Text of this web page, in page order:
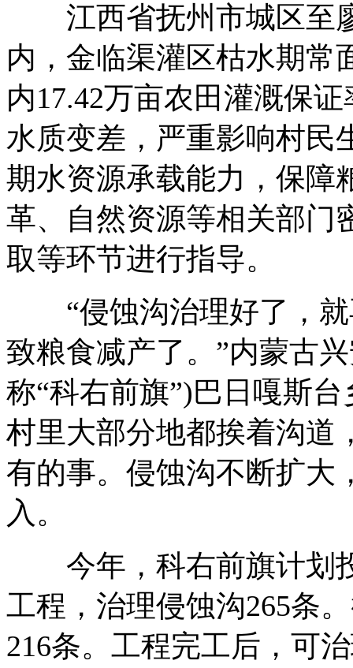
江西省抚州市城区至
内，金临渠灌区枯水期常
内17.42万亩农田灌溉保
水质变差，严重影响村民
期水资源承载能力，保障
革、自然资源等相关部门
取等环节进行指导。
“侵蚀沟治理好了，就
致粮食减产了。”内蒙古
称“科右前旗”)巴日嘎斯
村里大部分地都挨着沟道
有的事。侵蚀沟不断扩大
入。
今年，科右前旗计划投
工程，治理侵蚀沟265条
216条。工程完工后，可